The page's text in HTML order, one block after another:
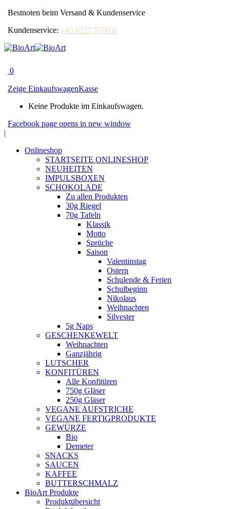
Bestnoten beim Versand & Kundenservice
Kundenservice: +43 6217 5700 0
0
Zeige EinkaufswagenKasse
Keine Produkte im Einkaufswagen.
Facebook page opens in new window
|
Onlineshop
STARTSEITE ONLINESHOP
NEUHEITEN
IMPULSBOXEN
SCHOKOLADE
Zu allen Produkten
30g Riegel
70g Tafeln
Klassik
Motto
Sprüche
Saison
Valentinstag
Ostern
Schulende & Ferien
Schulbeginn
Nikolaus
Weihnachten
Silvester
5g Naps
GESCHENKEWELT
Weihnachten
Ganzjährig
LUTSCHER
KONFITÜREN
Alle Konfitüren
750g Gläser
250g Gläser
VEGANE AUFSTRICHE
VEGANE FERTIGPRODUKTE
GEWÜRZE
Bio
Demeter
SNACKS
SAUCEN
KAFFEE
BUTTERSCHMALZ
BioArt Produkte
Produktübersicht